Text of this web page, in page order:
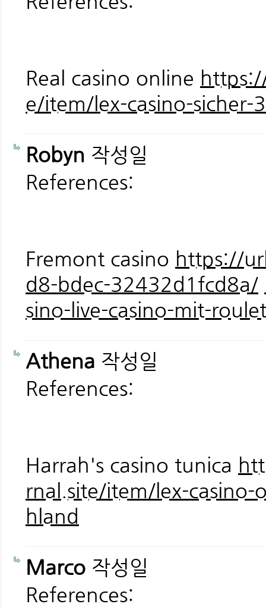
Real casino online
e/item/lex-casino-sicher-
Robyn 작성일
References:
Fremont casino https://
d8-bdec-32432d1fcd8a/
sino-live-casino-mit-
Athena 작성일
References:
Harrah's casino tunica
rnal.site/item/lex-
hland
Marco 작성일
References: